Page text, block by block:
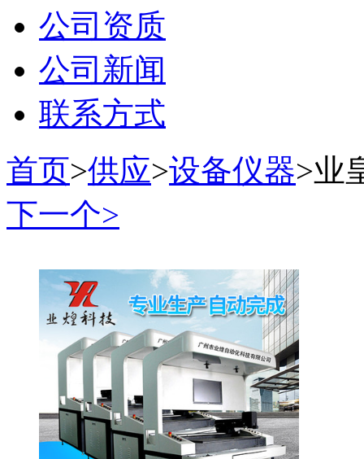
公司资质
公司新闻
联系方式
首页>供应>设备仪器>业
下一个>